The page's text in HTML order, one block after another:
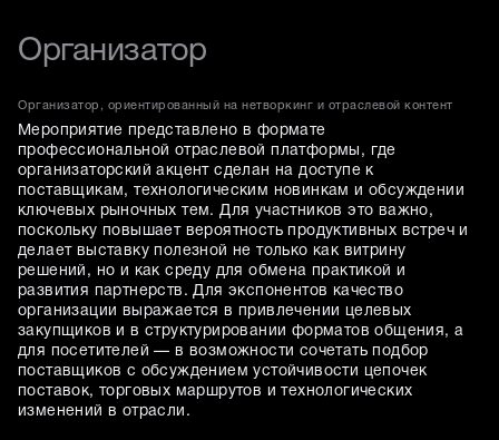
Организатор
Организатор, ориентированный на нетворкинг и отраслевой контент
Мероприятие представлено в формате
профессиональной отраслевой платформы, где
организаторский акцент сделан на доступе к
поставщикам, технологическим новинкам и обсуждении
ключевых рыночных тем. Для участников это важно,
поскольку повышает вероятность продуктивных встреч и
делает выставку полезной не только как витрину
решений, но и как среду для обмена практикой и
развития партнерств. Для экспонентов качество
организации выражается в привлечении целевых
закупщиков и в структурировании форматов общения, а
для посетителей — в возможности сочетать подбор
поставщиков с обсуждением устойчивости цепочек
поставок, торговых маршрутов и технологических
изменений в отрасли.